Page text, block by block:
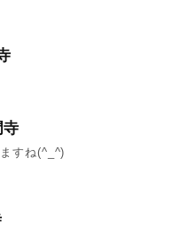
寺
すね(^_^)